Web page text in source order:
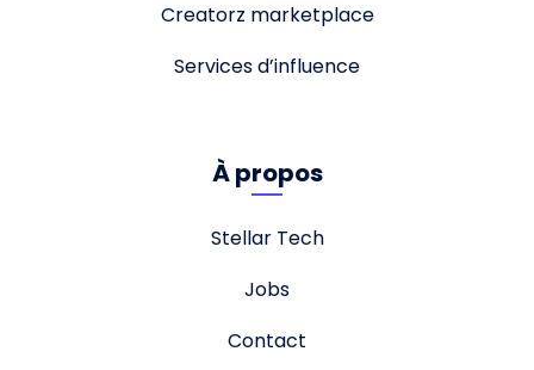
Creatorz marketplace
Services d’influence
À propos
Stellar Tech
Jobs
Contact